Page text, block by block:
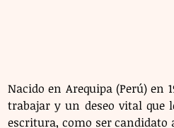
Nacido en Arequipa (Perú) en
trabajar y un deseo vital que
escritura, como ser candidato